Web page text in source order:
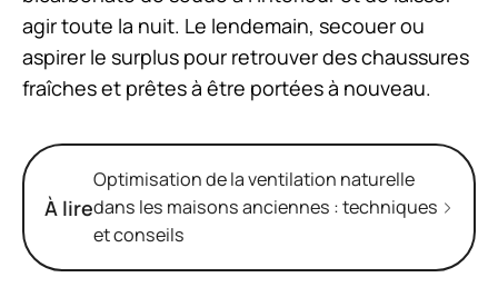
agir toute la nuit. Le lendemain, secouer ou
aspirer le surplus pour retrouver des chaussures
fraîches et prêtes à être portées à nouveau.
À lire
Optimisation de la ventilation naturelle
dans les maisons anciennes : techniques
et conseils